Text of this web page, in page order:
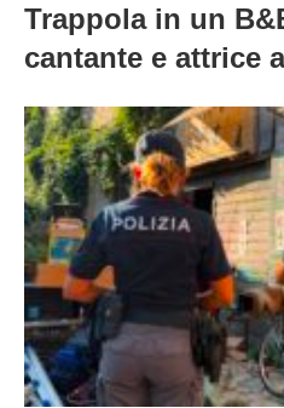
Trappola in un
cantante e attrice